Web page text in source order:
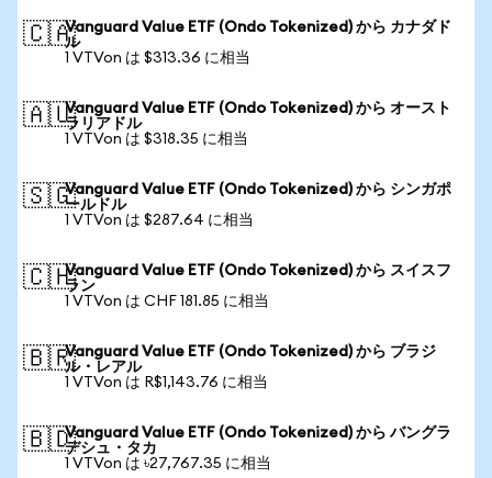
🇨🇦Vanguard Value ETF (Ondo Tokenized) から カナダド
ル
1 VTVon は $313.36 に相当
🇦🇺Vanguard Value ETF (Ondo Tokenized) から オースト
ラリアドル
1 VTVon は $318.35 に相当
🇸🇬Vanguard Value ETF (Ondo Tokenized) から シンガポ
ールドル
1 VTVon は $287.64 に相当
🇨🇭Vanguard Value ETF (Ondo Tokenized) から スイスフ
ラン
1 VTVon は CHF 181.85 に相当
🇧🇷Vanguard Value ETF (Ondo Tokenized) から ブラジ
ル・レアル
1 VTVon は R$1,143.76 に相当
🇧🇩Vanguard Value ETF (Ondo Tokenized) から バングラ
デシュ・タカ
1 VTVon は ৳27,767.35 に相当